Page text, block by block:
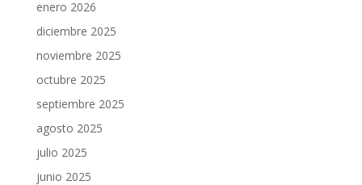
enero 2026
diciembre 2025
noviembre 2025
octubre 2025
septiembre 2025
agosto 2025
julio 2025
junio 2025